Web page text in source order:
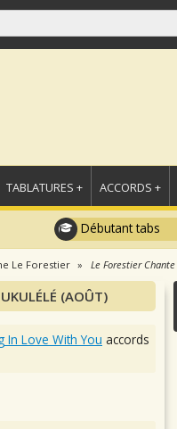
TABLATURES + ACCORDS +
Débutant tabs
Le Forestier Le Forestier
(AOÛT)
In Love With You accords